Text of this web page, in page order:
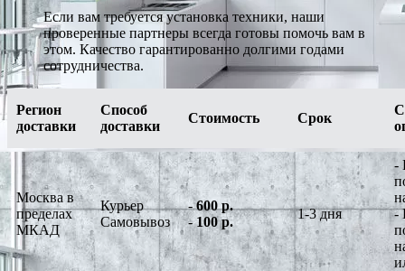
Если вам требуется установка техники, наши
проверенные партнеры всегда готовы помочь вам в
этом. Качество гарантированно долгими годами
сотрудничества.
Регион
доставки
Способ
доставки
Стоимость Срок
Москва в
пределах
МКАД
Курьер
Самовывоз
-600 р.
-100 р.
1-3 дня
-
-